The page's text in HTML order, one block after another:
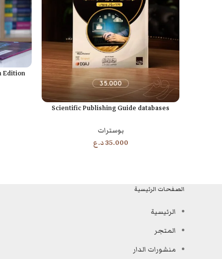
إضافة إلى السلة
Scientific Publishing Guide databases
بوسترات
35.000د.ع
قراءة المزيد
Edition
الصفحات الرئيسية
الرئيسية
المتجر
منشورات الدار